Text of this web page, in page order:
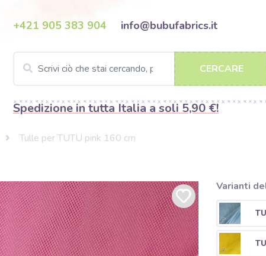
+421 905 383 904 info@bubufabrics.it
CERCARE
Spedizione in tutta Italia a soli 5,90 €!
Tulle per TUTU pink 160 cm
Varianti